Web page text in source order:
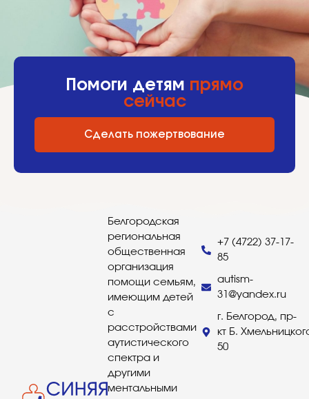
Помоги детям прямо
сейчас
Сделать пожертвование
Белгородская
региональная
общественная
организация
помощи семьям,
имеющим детей
с
расстройствами
аутистического
спектра и
другими
ментальными
+7 (4722) 37-17-
85
autism-
31@yandex.ru
г. Белгород, пр-
кт Б.
50